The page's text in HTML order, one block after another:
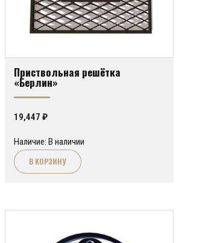
Приствольная решётка
«Берлин»
19,447 ₽
Наличие: В наличии
В КОРЗИНУ